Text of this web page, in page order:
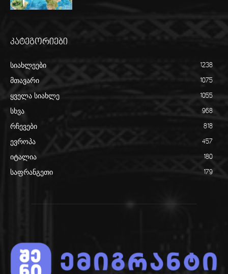
კატეგორიები
სიახლეები 1238
მთავარი 1075
ყველა სიახლე 1055
სხვა 968
რჩევები 818
ევროპა 457
იტალია 180
საფრანგეთი 179